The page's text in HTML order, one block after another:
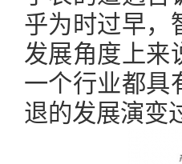
乎为时过早，
发展角度上来
一个行业都具
退的发展演变